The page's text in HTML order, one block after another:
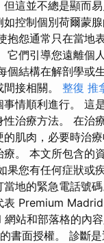
這並不總是顯而
如控制個別荷爾蒙
抱怨通常只在當地
它們引導您遠離個
個結構在解剖學或
接相關。 整復 推
情順利進行。 這
治療方法。 在治
肌肉，必要時治療
。 本文所包含的
果您有任何症狀或
地的緊急電話號
表 Premium
站和部落格的內
書面授權。 診斷是